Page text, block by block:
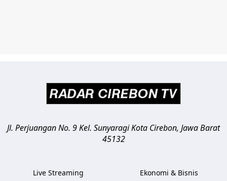
Jl. Perjuangan No. 9 Kel. SunyaragiKota Cirebon, Jawa Barat
45132
Live Streaming
Ekonomi & Bisnis